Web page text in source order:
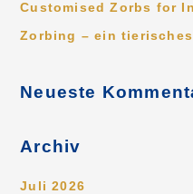
Customised Zorbs for
Zorbing – ein
Neueste
Archiv
Juli 2026